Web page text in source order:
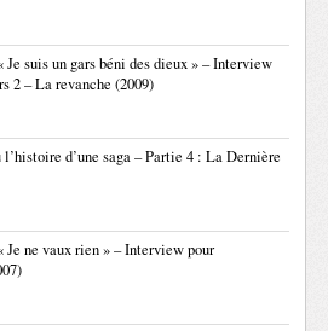
suis un gars béni des dieux » – Interview
2 – La revanche (2009)
l’histoire d’une saga – Partie 4 : La Dernière
Je ne vaux rien » – Interview pour